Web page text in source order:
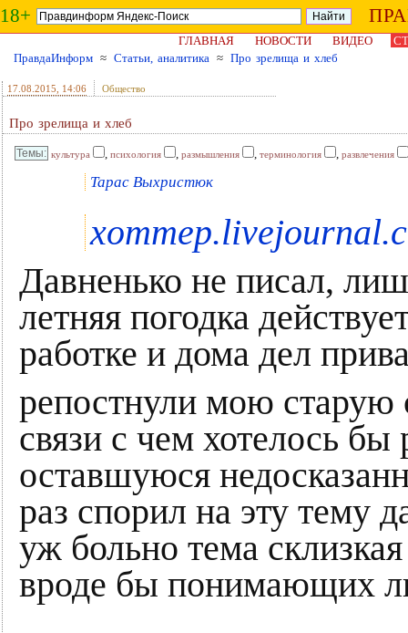
18+
ГЛАВНАЯ НОВОСТИ ВИДЕО
ПравдаИнформ ≈ Статьи, аналитика ≈ Про зрелища и хлеб
17.08.2015 , 14:06 Общество
Про зрелища и хлеб
культура , психология , размышления , терминология , развлечения
Тарас Выхристюк
Давненько не писал,
летняя погодка
работке и дома дел
репостнули мою старую
связи с чем хотелось бы
оставшуюся
раз спорил на эту тему
уж больно тема
вроде бы понимающих